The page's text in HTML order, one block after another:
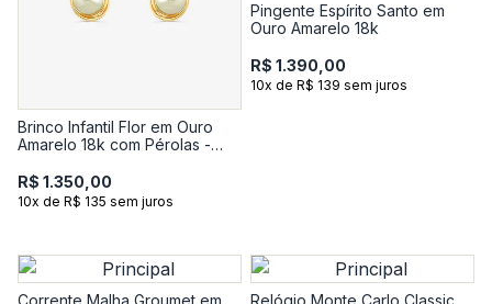
Brinco Infantil Flor em Ouro
Amarelo 18k com Pérolas -
R$ 1.350,00
10x de R$ 135 sem juros
Pingente Espírito Santo em
Ouro Amarelo 18k
R$ 1.390,00
10x de R$ 139 sem juros
Corrente Malha Groumet em
Relógio Monte Carlo Classic